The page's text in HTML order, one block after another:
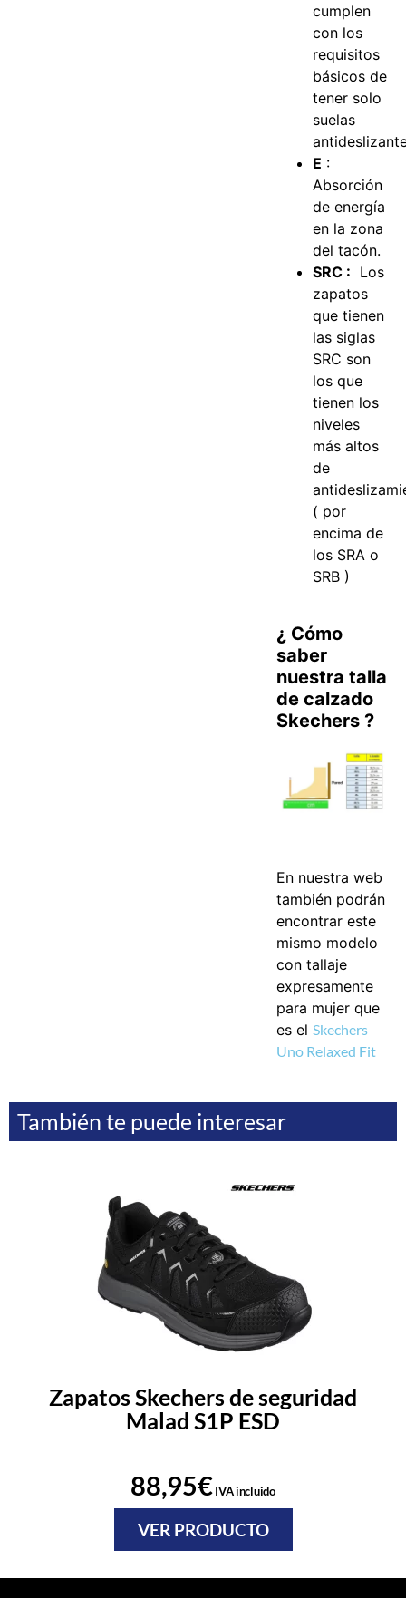
cumplen
con los
requisitos
básicos de
tener solo
suelas
E :
Absorción
de energía
en la zona
del tacón.
SRC : Los
zapatos
que tienen
las siglas
SRC son
los que
tienen los
niveles
más altos
de
( por
encima de
los SRA o
SRB )
¿ Cómo
saber
nuestra talla
de calzado
Skechers ?
En nuestra web
también podrán
encontrar este
mismo modelo
con tallaje
expresamente
para mujer que
es elSkechers
Uno Relaxed Fit
También te puede interesar
Zapatos Skechers de seguridad
Malad S1P ESD
88,95€IVA incluido
VER PRODUCTO